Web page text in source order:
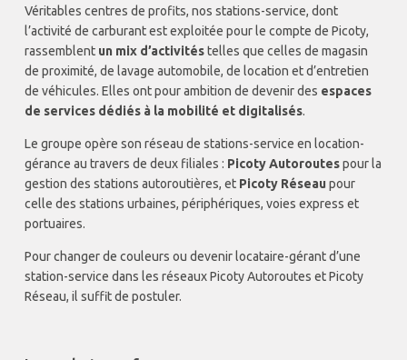
Véritables centres de profits, nos stations-service, dont
l’activité de carburant est exploitée pour le compte de Picoty,
rassemblent un mix d’activitéstelles que celles de magasin
de proximité, de lavage automobile, de location et d’entretien
de véhicules. Elles ont pour ambition de devenir des espaces
de services dédiés à la mobilité et digitalisés.
Le groupe opère son réseau de stations-service en location-
gérance au travers de deux filiales : Picoty Autoroutespour la
gestion des stations autoroutières, et Picoty Réseau pour
celle des stations urbaines, périphériques, voies express et
portuaires.
Pour changer de couleurs ou devenir locataire-gérant d’une
station-service dans les réseaux Picoty Autoroutes et Picoty
Réseau, il suffit de postuler.